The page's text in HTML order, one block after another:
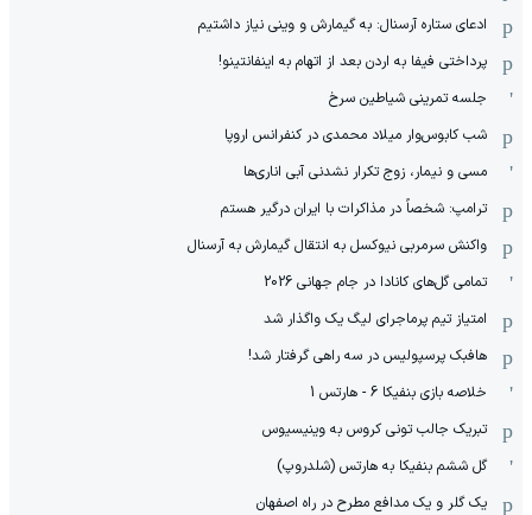
ادعای ستاره آرسنال: به گیمارش و وینی نیاز داشتیم
پرداختی فیفا به اردن بعد از اتهام به اینفانتینو!
جلسه تمرینی شیاطین سرخ
شب کابوس‌وار میلاد محمدی در کنفرانس اروپا
مسی و نیمار، زوج تکرار نشدنی آبی اناری‌ها
ترامپ: شخصاً در مذاکرات با ایران درگیر هستم
واکنش سرمربی نیوکسل به انتقال گیمارش به آرسنال
تمامی گل‌های کانادا در جام جهانی 2026
امتیاز تیم پرماجرای لیگ یک واگذار شد
هافبک پرسپولیس در سه راهی گرفتار شد!
خلاصه بازی بنفیکا 6 - هارتس 1
تبریک جالب تونی کروس به وینیسیوس
گل ششم بنفیکا به هارتس (شلدروپ)
یک گلر و یک مدافع مطرح در راه اصفهان